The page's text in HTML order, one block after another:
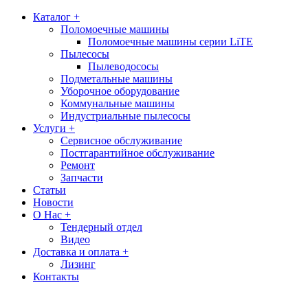
Каталог +
Поломоечные машины
Поломоечные машины серии LiTE
Пылесосы
Пылеводососы
Подметальные машины
Уборочное оборудование
Коммунальные машины
Индустриальные пылесосы
Услуги +
Сервисное обслуживание
Постгарантийное обслуживание
Ремонт
Запчасти
Статьи
Новости
О Нас +
Тендерный отдел
Видео
Доставка и оплата +
Лизинг
Контакты